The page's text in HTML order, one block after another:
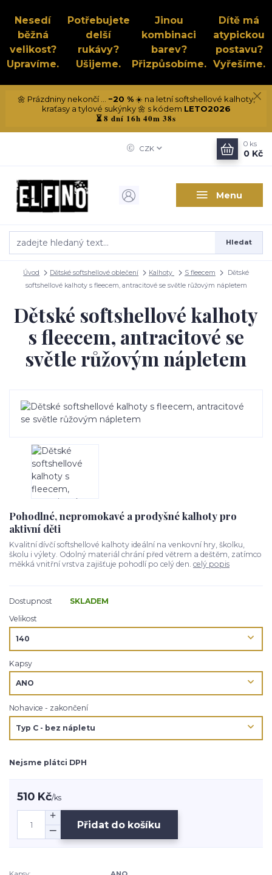
Nesedí
běžná
velikost?
Upravíme.
Potřebujete
delší
rukávy?
Ušijeme.
Jinou
kombinaci
barev?
Přizpůsobíme.
Dítě má
atypickou
postavu?
Vyřešíme.
🌼 Prázdniny nekončí ... −20 %☀️ na letní softshellové kalhoty,
kraťasy a tylové sukýnky 🌼 s kódem LETO2026
⏳8 dní 16h 40m 37s
Menu
CZK
Hledat
0 ks
0 Kč
Úvod Dětské softshellové oblečení Kalhoty S fleecem
Dětské
softshellové kalhoty s fleecem, antracitové se světle růžovým nápletem
Dětské softshellové kalhoty
s fleecem, antracitové se
světle růžovým nápletem
Pohodlné, nepromokavé a prodyšné kalhoty pro
aktivní děti
Kvalitní dívčí softshellové kalhoty ideální na venkovní hry, školku,
školu i výlety. Odolný materiál chrání před větrem a deštěm, zatímco
měkká vnitřní vrstva zajišťuje pohodlí po celý den. celý popis
Dostupnost
SKLADEM
Velikost
Kapsy
Nohavice - zakončení
Nejsme plátci DPH
510 Kč/ks
Přidat do košíku